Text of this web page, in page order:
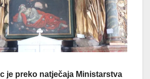
je preko natječaja Ministarstva